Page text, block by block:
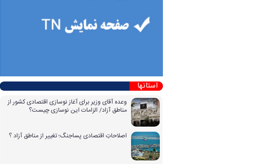
استانها
وعده آقای وزیر برای آغاز نوسازی اقتصادی کشور از
مناطق آزاد/ الزامات این نوسازی چیست؟
اصلاحاتِ اقتصادی پساجنگ؛ تغییر از مناطق آزاد ؟